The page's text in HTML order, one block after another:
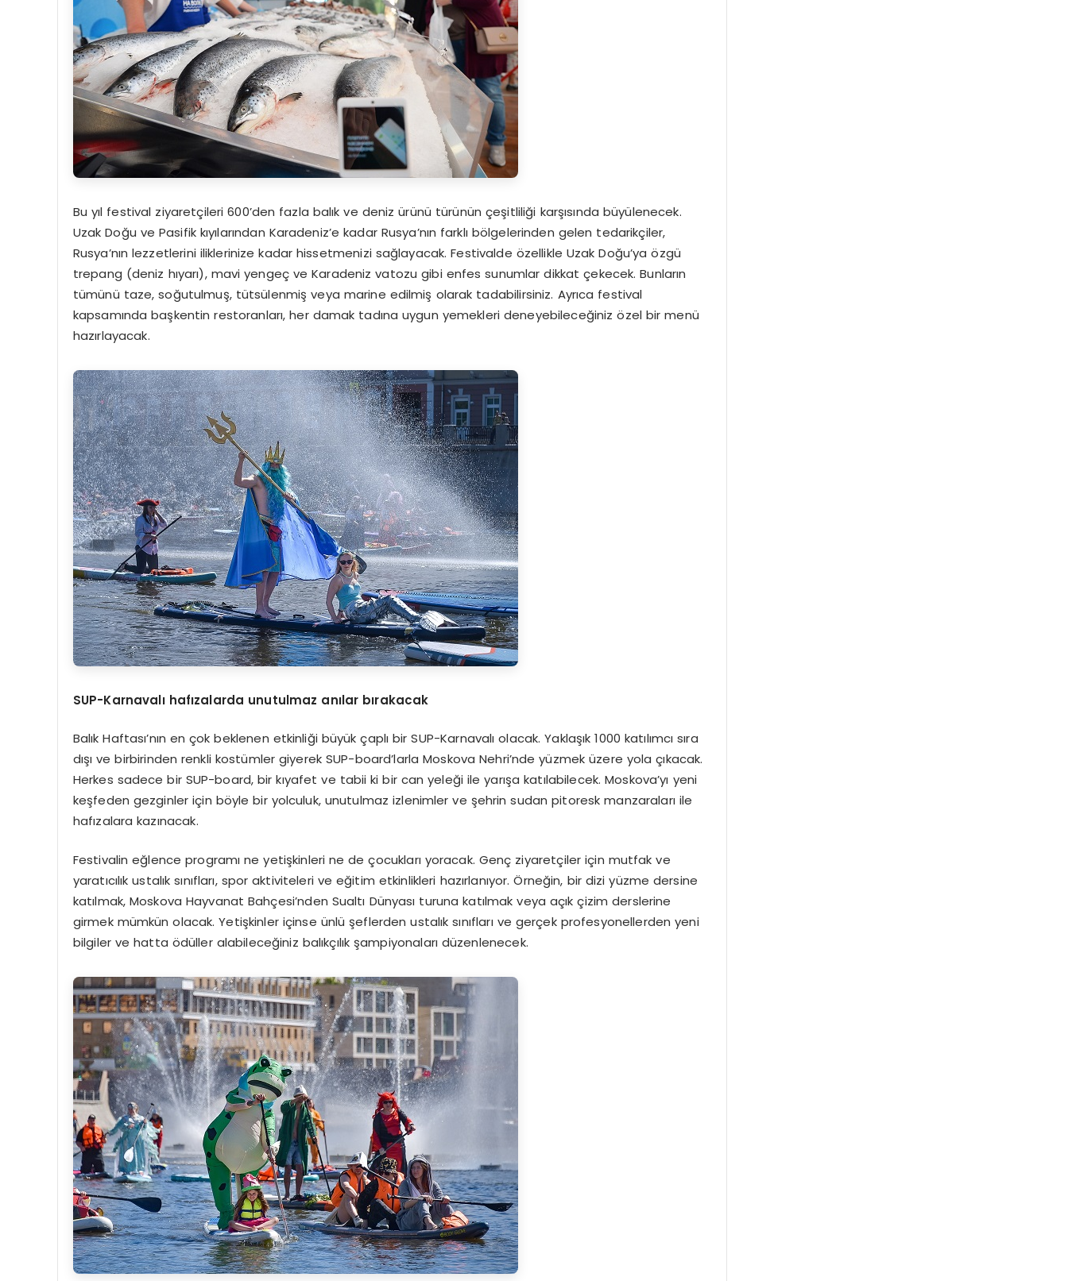
Bu yıl festival ziyaretçileri 600’den fazla balık ve deniz ürünü türünün çeşitliliği karşısında büyülenecek.
Uzak Doğu ve Pasifik kıyılarından Karadeniz’e kadar Rusya’nın farklı bölgelerinden gelen tedarikçiler,
Rusya’nın lezzetlerini iliklerinize kadar hissetmenizi sağlayacak. Festivalde özellikle Uzak Doğu’ya özgü
trepang (deniz hıyarı), mavi yengeç ve Karadeniz vatozu gibi enfes sunumlar dikkat çekecek. Bunların
tümünü taze, soğutulmuş, tütsülenmiş veya marine edilmiş olarak tadabilirsiniz. Ayrıca festival
kapsamında başkentin restoranları, her damak tadına uygun yemekleri deneyebileceğiniz özel bir menü
hazırlayacak.
SUP-Karnavalı hafızalarda unutulmaz anılar bırakacak
Balık Haftası’nın en çok beklenen etkinliği büyük çaplı bir SUP-Karnavalı olacak. Yaklaşık 1000 katılımcı sıra
dışı ve birbirinden renkli kostümler giyerek SUP-board’larla Moskova Nehri’nde yüzmek üzere yola çıkacak.
Herkes sadece bir SUP-board, bir kıyafet ve tabii ki bir can yeleği ile yarışa katılabilecek. Moskova’yı yeni
keşfeden gezginler için böyle bir yolculuk, unutulmaz izlenimler ve şehrin sudan pitoresk manzaraları ile
hafızalara kazınacak.
Festivalin eğlence programı ne yetişkinleri ne de çocukları yoracak. Genç ziyaretçiler için mutfak ve
yaratıcılık ustalık sınıfları, spor aktiviteleri ve eğitim etkinlikleri hazırlanıyor. Örneğin, bir dizi yüzme dersine
katılmak, Moskova Hayvanat Bahçesi’nden Sualtı Dünyası turuna katılmak veya açık çizim derslerine
girmek mümkün olacak. Yetişkinler içinse ünlü şeflerden ustalık sınıfları ve gerçek profesyonellerden yeni
bilgiler ve hatta ödüller alabileceğiniz balıkçılık şampiyonaları düzenlenecek.